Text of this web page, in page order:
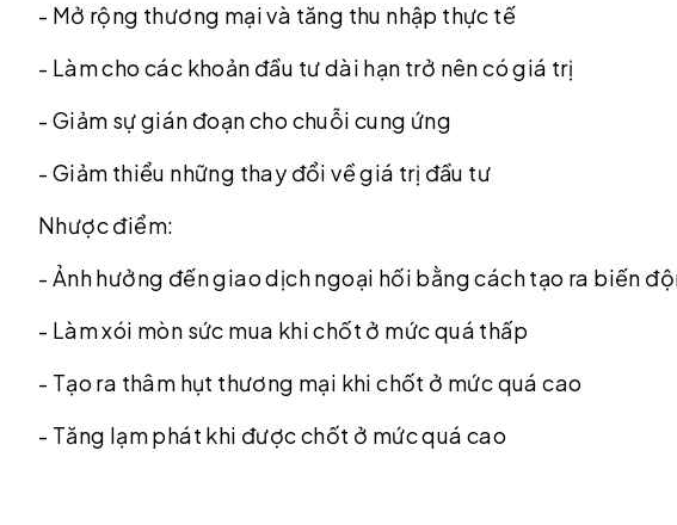
- Mở rộng thương mại và tăng thu nhập thực tế
- Làm cho các khoản đầu tư dài hạn trở nên có giá trị
- Giảm sự gián đoạn cho chuỗi cung ứng
- Giảm thiểu những thay đổi về giá trị đầu tư
Nhược điểm:
- Ảnh hưởng đến giao dịch ngoại hối bằng cách tạo ra biến
- Làm xói mòn sức mua khi chốt ở mức quá thấp
- Tạo ra thâm hụt thương mại khi chốt ở mức quá cao
- Tăng lạm phát khi được chốt ở mức quá cao